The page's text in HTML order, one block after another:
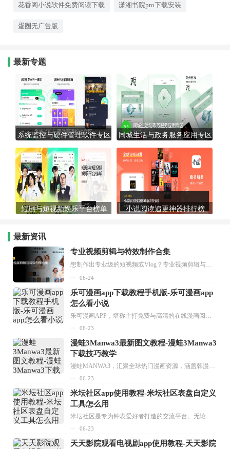
花香阁小说软件免费阅读下载 潇湘书院pro下载安装
蛋圈无广告版
最新专题
系统监控与硬件管理软件专区 同城生活与政务服务应用专区
短剧与短视频娱乐平台榜单 小说阅读追更神器排行榜
最新资讯
专业视频剪辑与特效制作合集
想制作出专业级的短视频或Vlog？专业视频剪辑与特效制作大全专题为你提供了从剪辑、抠像到特效包装的全套解决方案。无论是添加炫酷的片头、进行精准的视频抠图，还是制...
06-24
乐可漫画app下载教程手机版-乐可漫画app
怎么看小说
乐可漫画APP，堪称主打免费与高清的在线漫画阅读神器。其官方版提供海量完整版漫画资源，无论是国内漫画，还是日漫、韩漫、台漫、美漫等国外漫画，应有尽有，随时供你阅读。只需轻点一下，便能直接进入阅读界面。不仅如此，乐可漫画最新版本更新速度极快，在这里，你总能抢先看到全网一手漫画章节内容！...
06-23
漫蛙3Manwa3最新图文教程-漫蛙3Manwa3
下载技巧教学
漫蛙MANWA3，汇聚全球热门漫画资源，涵盖韩漫、欧美漫画、国漫等多种类型，题材丰富多样，全方位满足用户阅读喜好。它不仅是阅读平台，更是创作平台，为广大用户打造零门槛创作环境。...
06-23
米坛社区app使用教程-米坛社区表盘自定义
工具怎么用
米坛社区是专为钟表爱好者打造的交流平台。无论你是初涉钟表领域的普通爱好者，还是拥有多年收藏经验的资深玩家，都能在此找到属于自己的天地。 无需注册，就能轻松参与其中。通过专业的讨论论坛与丰富的交互功能，你可与世界各地的钟表爱好者畅快交流。若你钟情于钟表，米坛社区无疑是值得一试的理想之选。在这里，你能获取最新的手表资讯，交流见解，提升鉴赏品味，让每一块手表都成为收藏故事中重要的一部分。感兴趣的朋友，不要错过下载机会。...
06-23
天天影院观看电视剧app使用教程-天天影院